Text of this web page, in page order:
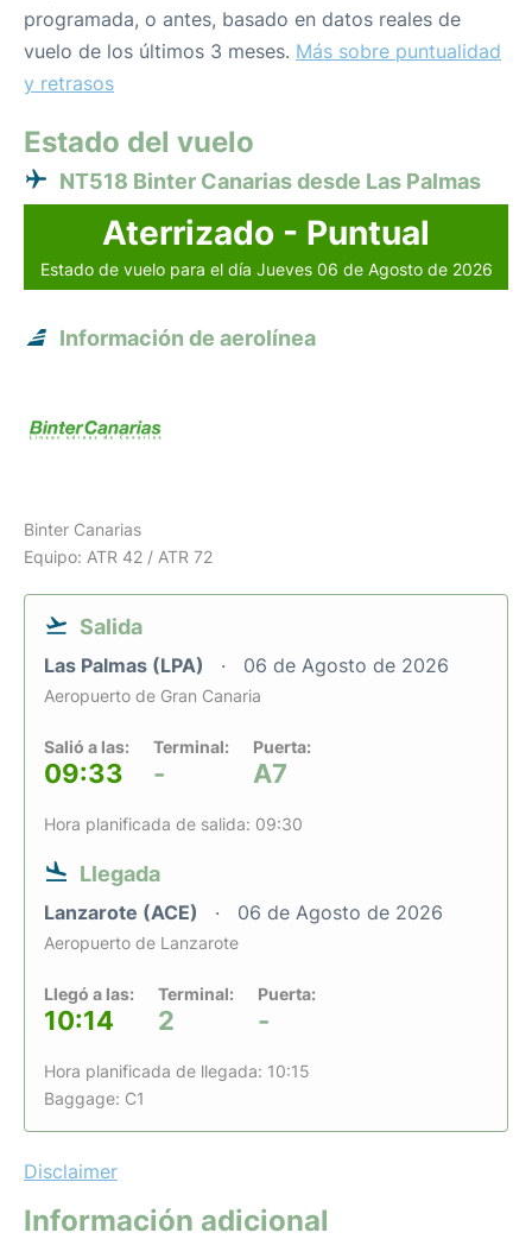
programada, o antes, basado en datos reales de
vuelo de los últimos 3 meses. Más sobre puntualidad
y retrasos
Estado del vuelo
NT518 Binter Canarias desde Las Palmas
Aterrizado - Puntual
Estado de vuelo para el día Jueves 06 de Agosto de 2026
Información de aerolínea
Binter Canarias
Equipo: ATR 42 / ATR 72
Salida
Las Palmas (LPA) 06 de Agosto de 2026
Aeropuerto de Gran Canaria
Salió a las:
09:33
Terminal:
-
Puerta:
A7
Hora planificada de salida: 09:30
Llegada
Lanzarote (ACE) 06 de Agosto de 2026
Aeropuerto de Lanzarote
Llegó a las:
10:14
Terminal:
2
Puerta:
-
Hora planificada de llegada: 10:15
Baggage: C1
Disclaimer
Información adicional